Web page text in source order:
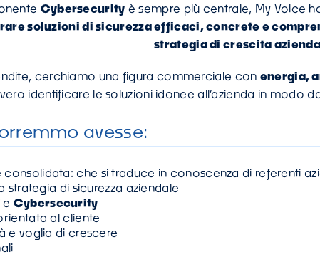
Cybersecurity è sempre più centrale, My Voice
soluzioni di sicurezza efficaci, concrete e
strategia di crescita
cerchiamo una figura commerciale con energia,
identificare le soluzioni idonee all’azienda in modo
avesse:
che si traduce in conoscenza di referenti
strategia di sicurezza aziendale
e Cybersecurity
al cliente
e voglia di crescere